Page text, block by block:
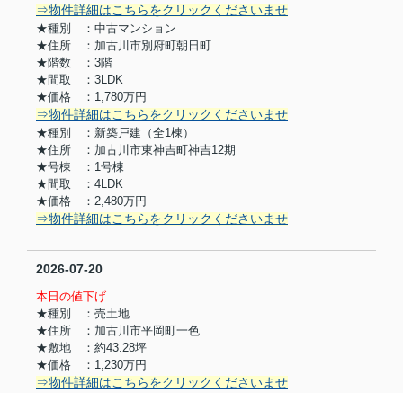
⇒物件詳細はこちらをクリックくださいませ
★種別 ：中古マンション
★住所 ：加古川市別府町朝日町
★階数 ：3階
★間取 ：3LDK
★価格 ：1,780万円
⇒物件詳細はこちらをクリックくださいませ
★種別 ：新築戸建（全1棟）
★住所 ：加古川市東神吉町神吉12期
★号棟 ：1号棟
★間取 ：4LDK
★価格 ：2,480万円
⇒物件詳細はこちらをクリックくださいませ
2026-07-20
本日の値下げ
★種別 ：売土地
★住所 ：加古川市平岡町一色
★敷地 ：約43.28坪
★価格 ：1,230万円
⇒物件詳細はこちらをクリックくださいませ